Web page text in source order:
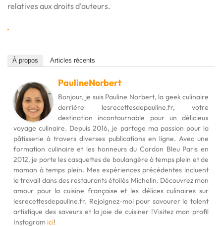
relatives aux droits d’auteurs.
À propos Articles récents
PaulineNorbert
Bonjour, je suis Pauline Norbert, la geek culinaire
derrière lesrecettesdepauline.fr, votre
destination incontournable pour un délicieux
voyage culinaire. Depuis 2016, je partage ma passion pour la
pâtisserie à travers diverses publications en ligne. Avec une
formation culinaire et les honneurs du Cordon Bleu Paris en
2012, je porte les casquettes de boulangère à temps plein et de
maman à temps plein. Mes expériences précédentes incluent
le travail dans des restaurants étoilés Michelin. Découvrez mon
amour pour la cuisine française et les délices culinaires sur
lesrecettesdepauline.fr. Rejoignez-moi pour savourer le talent
artistique des saveurs et la joie de cuisiner !Visitez mon profil
Instagram ici!